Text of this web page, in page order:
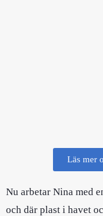
Läs mer
Nu arbetar Nina med
och där plast i havet